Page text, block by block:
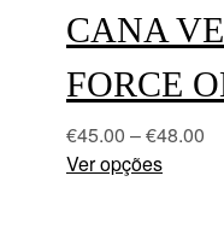
CANA
FORCE
€45.00 –€48.00
Ver opções